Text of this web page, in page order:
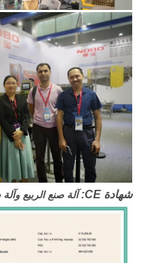
شهادة CE: آلة صنع الربيع